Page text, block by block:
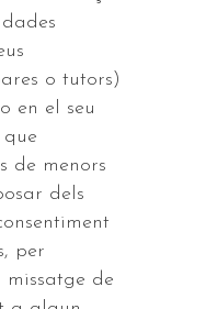
o tutors)
en el seu
que
de menors
dels
per
missatge de